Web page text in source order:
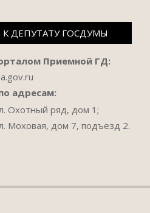
К ДЕПУТАТУ ГОСДУМЫ
Приемной ГД:
адресам:
Охотный ряд, дом 1;
Моховая, дом 7, подъезд 2.